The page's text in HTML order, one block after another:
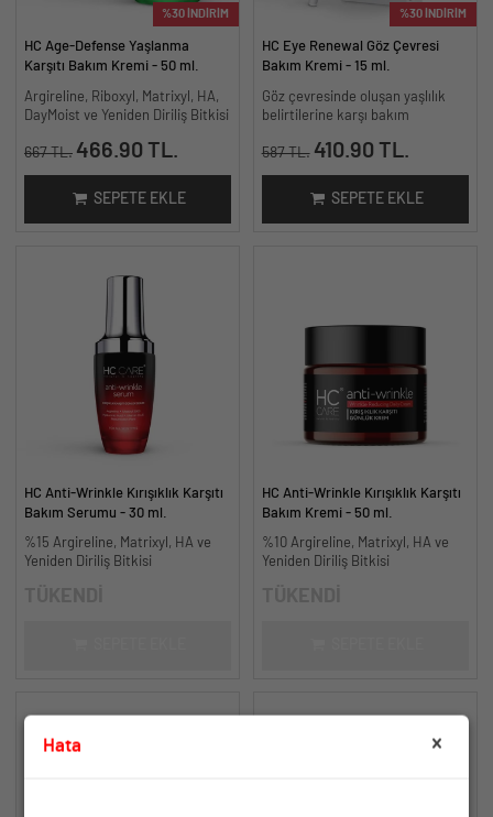
%30 İNDİRİM
HC Age-Defense Yaşlanma
Karşıtı Bakım Kremi - 50 ml.
Argireline, Riboxyl, Matrixyl, HA,
DayMoist ve Yeniden Diriliş Bitkisi
667 TL. 466.90 TL.
SEPETE EKLE
%30 İNDİRİM
HC Eye Renewal Göz Çevresi
Bakım Kremi - 15 ml.
Göz çevresinde oluşan yaşlılık
belirtilerine karşı bakım
587 TL. 410.90 TL.
SEPETE EKLE
HC Anti-Wrinkle Kırışıklık Karşıtı
Bakım Serumu - 30 ml.
%15 Argireline, Matrixyl, HA ve
Yeniden Diriliş Bitkisi
HC Anti-Wrinkle Kırışıklık Karşıtı
Bakım Kremi - 50 ml.
%10 Argireline, Matrixyl, HA ve
Yeniden Diriliş Bitkisi
Hata